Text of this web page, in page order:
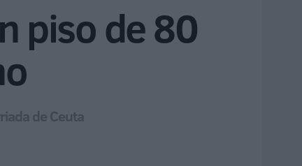
piso de 80
de Ceuta